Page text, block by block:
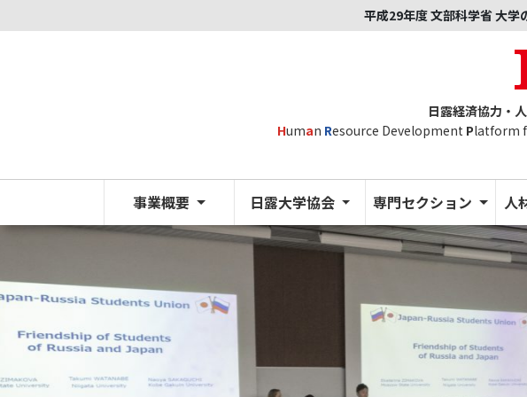
平成29年度 文部科学省 大
日露経済協力・
Human Resource Development Platform
事業概要 日露大学協会 専門セクション 人